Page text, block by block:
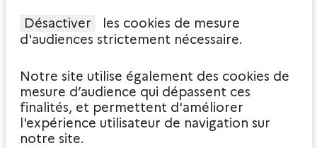
Désactiver
les cookies de mesure
d'audiences strictement nécessaire.
Notre site utilise également des cookies de
mesure d’audience qui dépassent ces
finalités, et permettent d'améliorer
l'expérience utilisateur de navigation sur
notre site.